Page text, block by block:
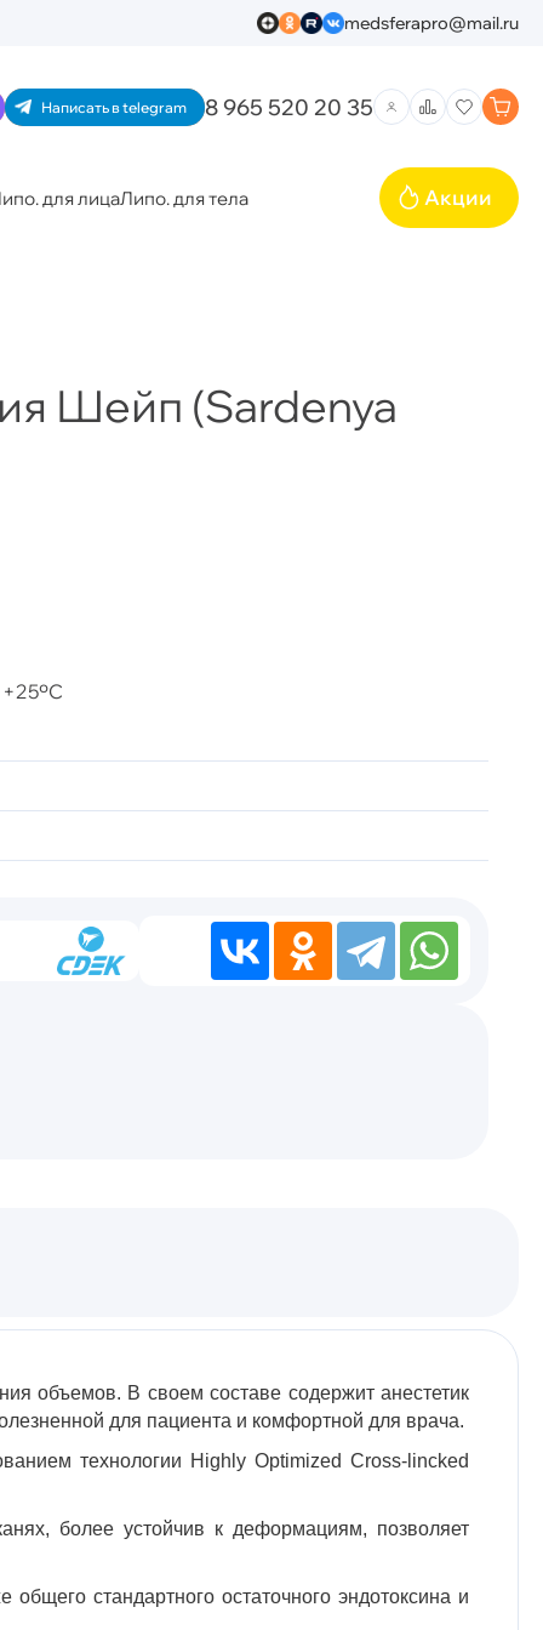
medsferapro@mail.ru
Написать в telegram 8 965 520 20 35
для лицаЛипо. для тела Акции
Шейп (Sardenya
+25ºС
объемов. В своем составе содержит анестетик
для пациента и комфортной для врача.
технологии Highly Optimized Cross-lincked
более устойчив к деформациям, позволяет
стандартного остаточного эндотоксина и